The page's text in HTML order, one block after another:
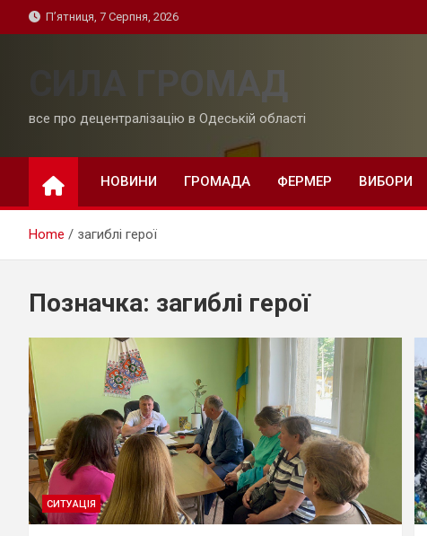
to
П’ятниця, 7 Серпня, 2026
СИЛА ГРОМАД
все про децентралізацію в Одеській області
НОВИНИ ГРОМАДА ФЕРМЕР ВИБОРИ
Home загиблі герої
Позначка: загиблі герої
СИТУАЦІЯ